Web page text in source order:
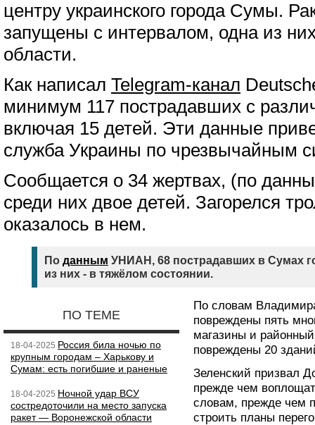
центру украинского города Сумы.
запущены с интервалом, одна из
области.
Как написал Telegram-канал
минимум 117 пострадавших с
включая 15 детей. Эти данные
служба Украины по чрезвычайным
Сообщается о 34 жертвах, (по
среди них двое детей. Загорелся
оказалось в нем.
По данным УНИАН, 68 пострадавших в Сумах
из них - в тяжёлом состоянии.
ПО ТЕМЕ
18-04-2025 Россия била ночью по
крупным городам – Харькову и
Сумам: есть погибшие и раненые
18-04-2025 Ночной удар ВСУ
состредоточили на место запуска
ракет — Воронежской области
По словам
повреждены пять
магазины и
повреждены 20
Зеленский призвал
прежде чем
словам, прежде чем
строить планы